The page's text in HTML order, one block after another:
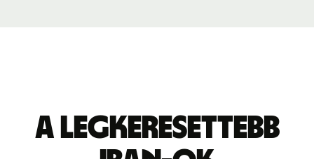
A legkeresettebb